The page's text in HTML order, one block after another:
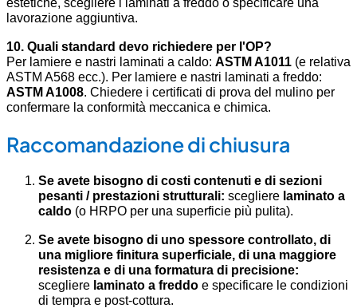
lavorazione aggiuntiva.
10. Quali standard devo richiedere per l'OP?
Per lamiere e nastri laminati a caldo: ASTM A1011 (e relativa
ASTM A568 ecc.). Per lamiere e nastri laminati a freddo:
ASTM A1008. Chiedere i certificati di prova del mulino per
confermare la conformità meccanica e chimica.
Raccomandazione di chiusura
Se avete bisogno di costi contenuti e di sezioni
pesanti / prestazioni strutturali: scegliere laminato a
caldo (o HRPO per una superficie più pulita).
Se avete bisogno di uno spessore controllato, di
una migliore finitura superficiale, di una maggiore
resistenza e di una formatura di precisione:
scegliere laminato a freddo e specificare le condizioni
di tempra e post-cottura.